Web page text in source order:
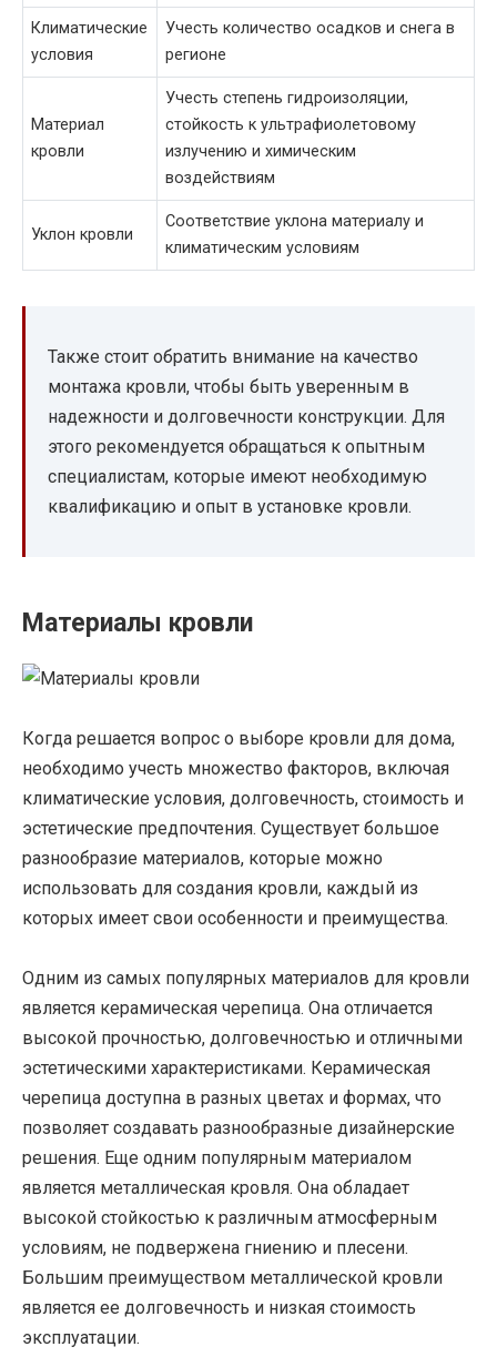
Климатические
условия
Учесть количество осадков и снега в
регионе
Материал
кровли
Учесть степень гидроизоляции,
стойкость к ультрафиолетовому
излучению и химическим
воздействиям
Уклон кровли
Соответствие уклона материалу и
климатическим условиям
Также стоит обратить внимание на качество
монтажа кровли, чтобы быть уверенным в
надежности и долговечности конструкции. Для
этого рекомендуется обращаться к опытным
специалистам, которые имеют необходимую
квалификацию и опыт в установке кровли.
Материалы кровли
Когда решается вопрос о выборе кровли для дома,
необходимо учесть множество факторов, включая
климатические условия, долговечность, стоимость и
эстетические предпочтения. Существует большое
разнообразие материалов, которые можно
использовать для создания кровли, каждый из
которых имеет свои особенности и преимущества.
Одним из самых популярных материалов для кровли
является керамическая черепица. Она отличается
высокой прочностью, долговечностью и отличными
эстетическими характеристиками. Керамическая
черепица доступна в разных цветах и формах, что
позволяет создавать разнообразные дизайнерские
решения. Еще одним популярным материалом
является металлическая кровля. Она обладает
высокой стойкостью к различным атмосферным
условиям, не подвержена гниению и плесени.
Большим преимуществом металлической кровли
является ее долговечность и низкая стоимость
эксплуатации.